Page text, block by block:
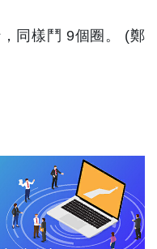
同樣鬥 9個圈。 (鄭